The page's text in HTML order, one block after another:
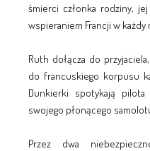
śmierci członka rodziny,
wspieraniem Francji w każdy
Ruth dołącza do
do francuskiego korpusu
Dunkierki spotykają
swojego płonącego
Przez dwa